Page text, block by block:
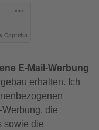
Captcha
E-Mail-Werbung
erhalten. Ich
die
sowie die